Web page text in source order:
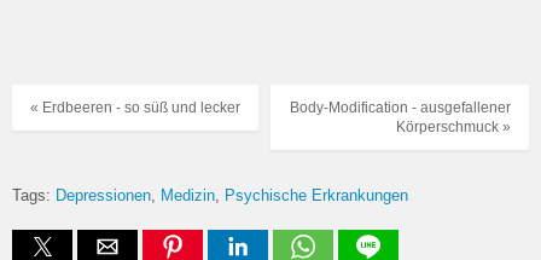
Body-Modification - ausgefallener
Körperschmuck »
« Erdbeeren - so süß und lecker
Tags: Depressionen Medizin Psychische Erkrankungen